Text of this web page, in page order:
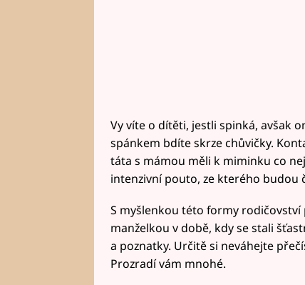
Vy víte o dítěti, jestli spinká, avšak
spánkem bdíte skrze chůvičky.
táta s mámou měli k miminku co
intenzivní pouto, ze kterého budou
S myšlenkou této formy
manželkou v době, kdy se stali
a poznatky. Určitě si neváhejte
Prozradí vám mnohé.